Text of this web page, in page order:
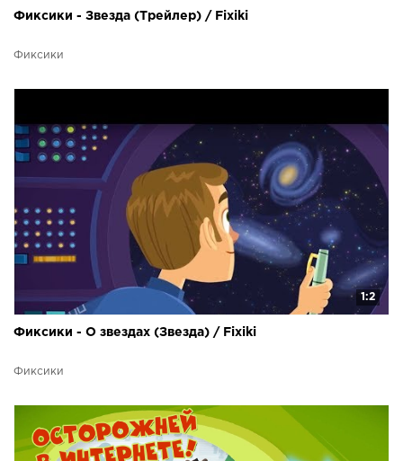
Фиксики - Звезда (Трейлер) / Fixiki
Фиксики
1:2
Фиксики - О звездах (Звезда) / Fixiki
Фиксики